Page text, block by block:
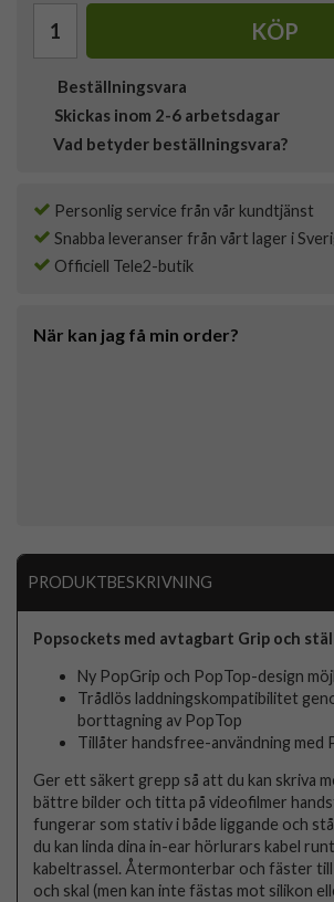
KÖP
Beställningsvara
Skickas inom 2-6 arbetsdagar
Vad betyder beställningsvara?
Personlig service från vår kundtjänst
Snabba leveranser från vårt lager i
Officiell Tele2-butik
När kan jag få min order?
PRODUKTBESKRIVNING
Popsockets med avtagbart Grip och
Ny PopGrip och PopTop-design
Trådlös laddningskompatibilitet
borttagning av PopTop
Tillåter handsfree-användning med
Ger ett säkert grepp så att du kan skriva
bättre bilder och titta på videofilmer
fungerar som stativ i både liggande och
du kan linda dina in-ear hörlurars kabel
kabeltrassel. Återmonterbar och fäster
och skal (men kan inte fästas mot silikon